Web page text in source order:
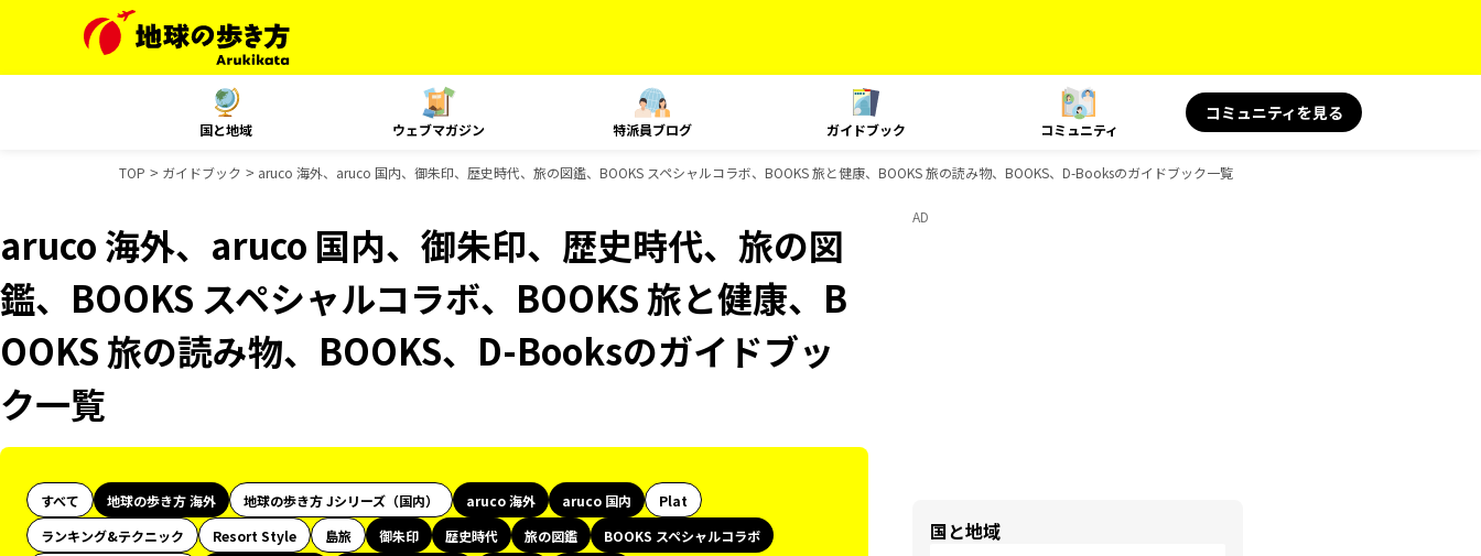
国と地域 ウェブマガジン 特派員ブログ ガイドブック コミュニティ
コミュニティを見る
TOP ガイドブック aruco 海外、aruco 国内、御朱印、歴史時代、旅の図鑑、BOOKS スペシャルコラボ、BOOKS 旅と健康、BOOKS 旅の読み物、BOOKS、D-Booksのガイドブック一覧
aruco 海外、aruco 国内、御朱印、歴史時代、旅の図
鑑、BOOKS スペシャルコラボ、BOOKS 旅と健康、B
OOKS 旅の読み物、BOOKS、D-Booksのガイドブッ
ク一覧
すべて 地球の歩き方 海外 地球の歩き方 Jシリーズ（国内） aruco 海外 aruco 国内
Plat
ランキング&テクニック
Resort Style 島旅 御朱印 歴史時代 旅の図鑑
BOOKS スペシャルコラボ
AD
国と地域